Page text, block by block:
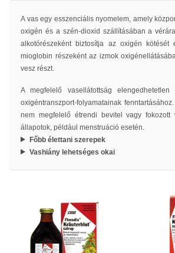
A vas egy esszenciális nyomelem, amely
oxigén és a szén-dioxid szállításában a
alkotórészeként biztosítja az oxigén
mioglobin részeként az izmok
vesz részt.
A megfelelő vasellátottság
oxigéntranszport-folyamatainak
nem megfelelő étrendi bevitel vagy fokozott
állapotok, például menstruáció esetén.
Főbb élettani szerepek
Vashiány lehetséges okai